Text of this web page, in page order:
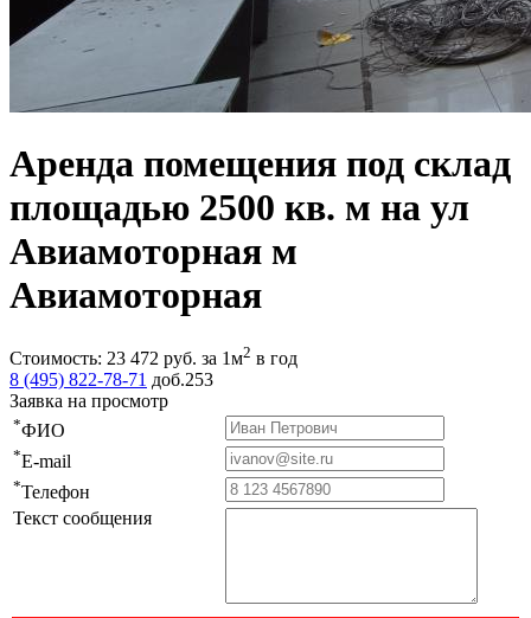
Аренда помещения под склад
площадью 2500 кв. м на ул
Авиамоторная м
Авиамоторная
Стоимость: 23 472 руб. за 1м2 в год
8 (495) 822-78-71 доб.253
Заявка на просмотр
*ФИО
*E-mail
*Телефон
Текст сообщения